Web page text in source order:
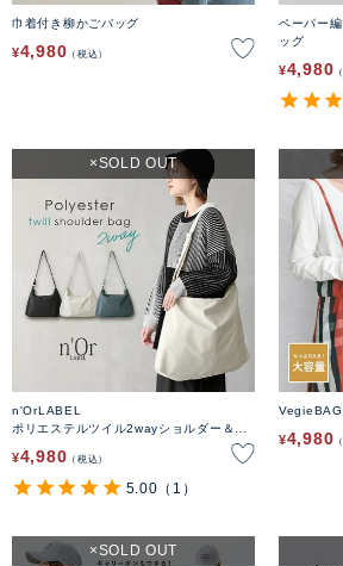
巾着付き柳かごバッグ
¥4,980 税込
ペーパー
ッグ
¥4,980
n'OrLABEL
ポリエステルツイル2wayショルダー＆ト
¥4,980 税込
SOLD OUT
5.00 （1）
¥4,980
SOLD OUT